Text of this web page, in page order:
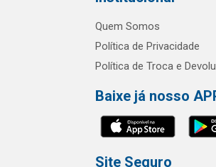
Quem Somos
Política de Privacidade
Política de Troca e
Baixe já nosso
Site Seguro